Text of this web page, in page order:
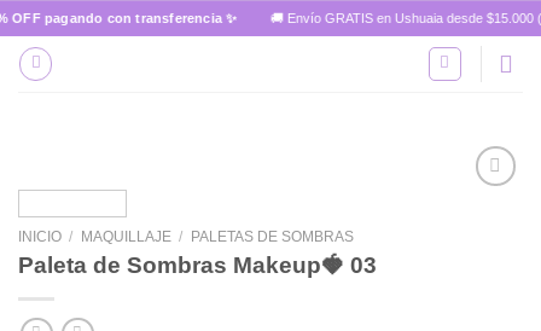
Skip
to
content
OFF pagando con transferencia ✨ 🚚 Envío GRATIS en Ushuaia desde $15.000
INICIO / MAQUILLAJE / PALETAS DE SOMBRAS
Paleta de Sombras Makeup🍓 03